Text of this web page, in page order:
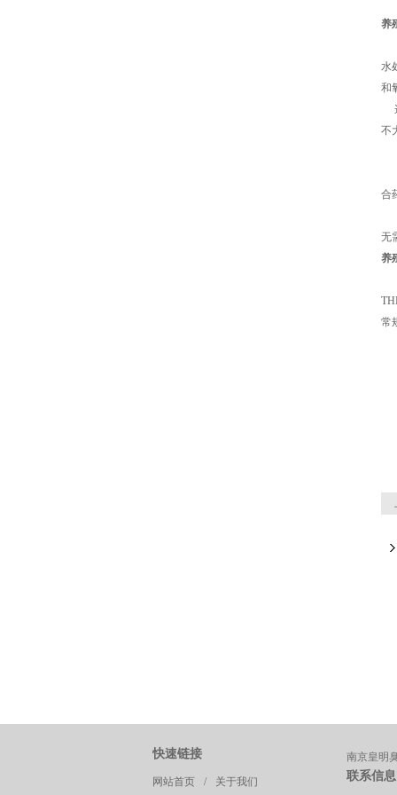
养
水
和
不
合
无
养
常
快速链接
网站首页 / 关于我们
南京皇明
联系信息